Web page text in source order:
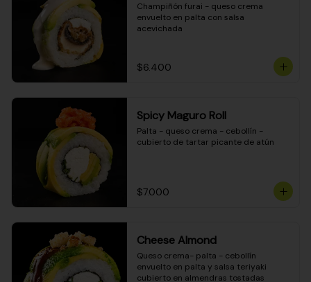
Champiñón furai - queso crema
envuelto en palta con salsa
acevichada
$6.400
Spicy Maguro Roll
Palta - queso crema - cebollín -
cubierto de tartar picante de atún
$7.000
Cheese Almond
Queso crema- palta - cebollín
envuelto en palta y salsa teriyaki
cubierto en almendras tostadas